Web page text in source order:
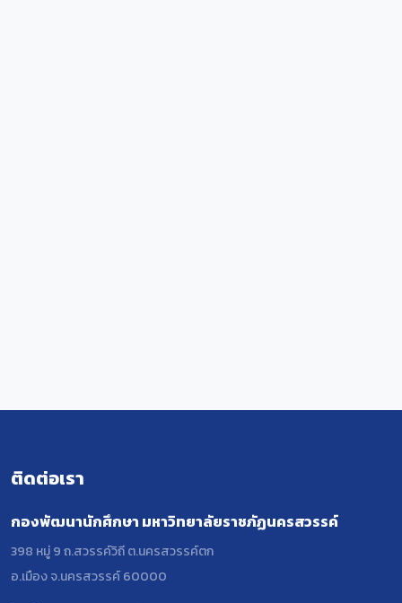
ติดต่อเรา
กองพัฒนานักศึกษา มหาวิทยาลัยราชภัฏนครสวรรค์
398 หมู่ 9 ถ.สวรรค์วิถี ต.นครสวรรค์ตก
อ.เมือง จ.นครสวรรค์ 60000